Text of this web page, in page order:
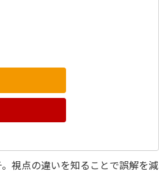
視点の違いを知ることで誤解を減